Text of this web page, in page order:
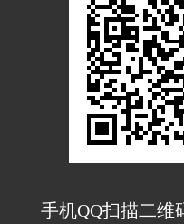
手机QQ扫描二维